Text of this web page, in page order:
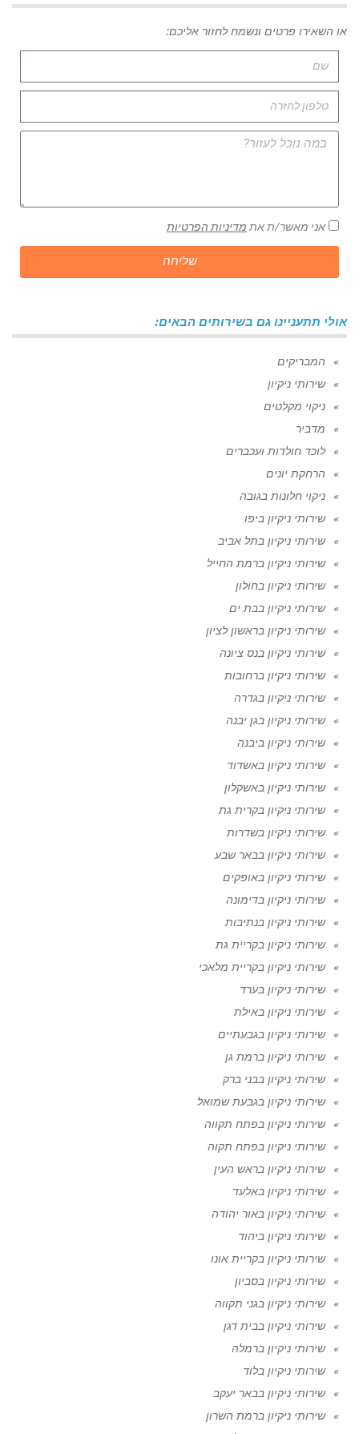
או השאירו פרטים ונשמח לחזור אליכם:
אני מאשר/ת את מדיניות הפרטיות
שליחה
אולי תתעניינו גם בשירותים הבאים:
המבריקים
שירותי ניקיון
ניקוי מקלטים
מדביר
לוכד חולדות ועכברים
הרחקת יונים
ניקוי חלונות בגובה
שירותי ניקיון ביפו
שירותי ניקיון בתל אביב
שירותי ניקיון ברמת החייל
שירותי ניקיון בחולון
שירותי ניקיון בבת ים
שירותי ניקיון בראשון לציון
שירותי ניקיון בנס ציונה
שירותי ניקיון ברחובות
שירותי ניקיון בגדרה
שירותי ניקיון בגן יבנה
שירותי ניקיון ביבנה
שירותי ניקיון באשדוד
שירותי ניקיון באשקלון
שירותי ניקיון בקרית גת
שירותי ניקיון בשדרות
שירותי ניקיון בבאר שבע
שירותי ניקיון באופקים
שירותי ניקיון בדימונה
שירותי ניקיון בנתיבות
שירותי ניקיון בקריית גת
שירותי ניקיון בקריית מלאכי
שירותי ניקיון בערד
שירותי ניקיון באילת
שירותי ניקיון בגבעתיים
שירותי ניקיון ברמת גן
שירותי ניקיון בבני ברק
שירותי ניקיון בגבעת שמואל
שירותי ניקיון בפתח תקווה
שירותי ניקיון בפתח תקוה
שירותי ניקיון בראש העין
שירותי ניקיון באלעד
שירותי ניקיון באור יהודה
שירותי ניקיון ביהוד
שירותי ניקיון בקריית אונו
שירותי ניקיון בסביון
שירותי ניקיון בגני תקווה
שירותי ניקיון בבית דגן
שירותי ניקיון ברמלה
שירותי ניקיון בלוד
שירותי ניקיון בבאר יעקב
שירותי ניקיון ברמת השרון